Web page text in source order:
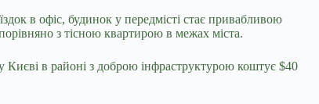
в офіс, будинок у передмісті стає привабливою
з тісною квартирою в межах міста.
Києві в районі з доброю інфраструктурою коштує $40